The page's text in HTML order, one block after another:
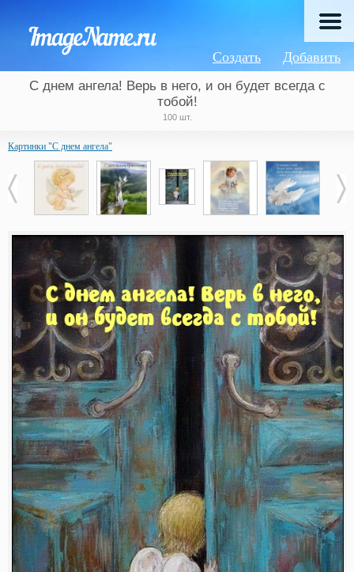
Добавить
Создать
С днем ангела! Верь в него, и он будет всегда с
тобой!
100 шт.
Картинки "С днем ангела"